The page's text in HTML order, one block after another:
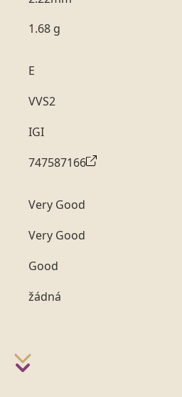
ověření, které z naší
tohoto konkrétního
1.68 g
E
VVS2
IGI
747587166
Very Good
Very Good
Good
žádná